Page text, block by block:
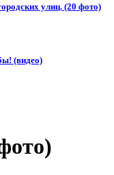
улиц. (20 фото)
(видео)